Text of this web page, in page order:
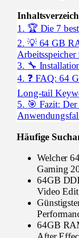
1. 🏆 Die 7
2. 💡 64 GB
3. 🔧
4. ❓ FAQ: 64
Long-tail
5. 🎯 Fazit:
Häufige
Welcher
Gaming
64GB
Video
64GB